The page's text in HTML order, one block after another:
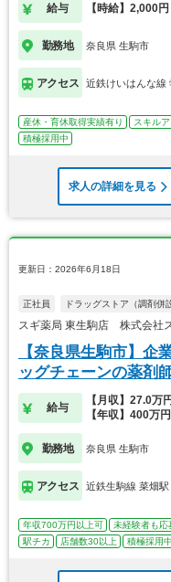
給与 【時給】2,000円
勤務地 奈良県 生駒市
アクセス 近鉄けいはんな線
産休・育休取得実績有り スキル
積極採用中
求人の詳細を見る
更新日：2026年6月18日
正社員 ドラッグストア（調剤併
スギ薬局 東生駒店 株式会社
【奈良県生駒市】企
ッグチェーンの薬剤
給与
【月収】27.0万
【年収】400万
勤務地 奈良県 生駒市
アクセス 近鉄生駒線 菜畑駅
年収700万円以上可 未経験者も応
駅チカ
店舗数30以上 積極採用中